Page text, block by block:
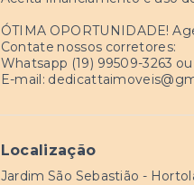
ÓTIMA OPORTUNIDADE!
Contate nossos corretores:
Whatsapp (19) 99509-3263
E-mail:
Localização
Jardim São Sebastião -